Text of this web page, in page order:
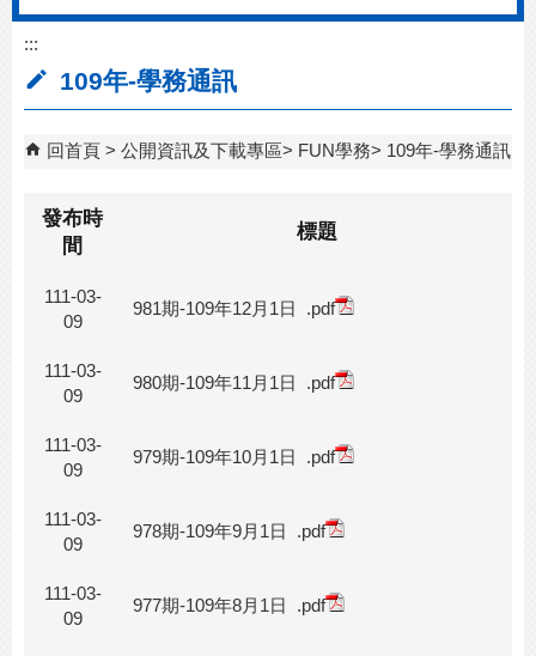
:::
109年-學務通訊
回首頁 公開資訊及下載專區 FUN學務 109年-學務通訊
發布時
間
標題
111-03-
09
981期-109年12月1日 .pdf
111-03-
09
980期-109年11月1日 .pdf
111-03-
09
979期-109年10月1日 .pdf
111-03-
09
978期-109年9月1日 .pdf
111-03-
09
977期-109年8月1日 .pdf